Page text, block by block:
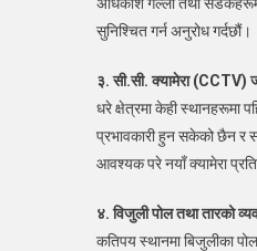
सुनिश्चित गर्न अनुरोध गर्दछौं।
३. सी.सी. क्यामेरा (CCTV)
धरे क्षेत्रमा केही स्थानहरूमा
प्रभावकारी हुन सकेको छैन र
आवश्यक परे नयाँ क्यामेरा
४. विजुली पोल तथा तारको
कतिपय स्थानमा बिजुलीका